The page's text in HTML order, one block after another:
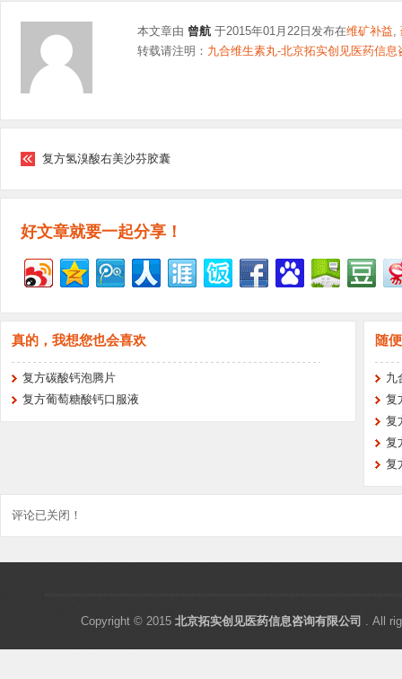
本文章由 曾航 于2015年01月22日发布在维矿补益,
转载请注明： 九合维生素丸-北京拓实创见医药信息
复方氢溴酸右美沙芬胶囊
好文章就要一起分享！
真的，我想您也会喜欢
复方碳酸钙泡腾片
复方葡萄糖酸钙口服液
随
九
复
复
复
复
评论已关闭！
Copyright © 2015 北京拓实创见医药信息咨询有限公司 . All